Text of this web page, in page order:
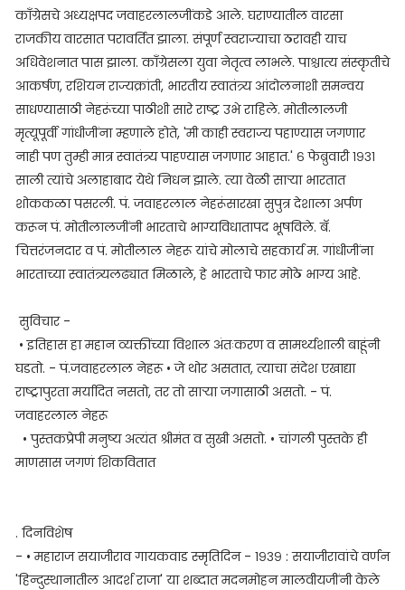
काँग्रेसचे अध्यक्षपद जवाहरलालजींकडे आले. घराण्यातील वारसा
राजकीय वारसात परावर्तित झाला. संपूर्ण स्वराज्याचा ठरावही याच
अधिवेशनात पास झाला. काँग्रेसला युवा नेतृत्व लाभले. पाश्चात्य संस्कृतीचे
आकर्षण, रशियन राज्यक्रांती, भारतीय स्वातंत्र्य आंदोलनाशी समन्वय
साधण्यासाठी नेहरूंच्या पाठीशी सारे राष्ट्र उभे राहिले. मोतीलालजी
मृत्यूपूर्वी गांधीजींना म्हणाले होते, 'मी काही स्वराज्य पहाण्यास जगणार
नाही पण तुम्ही मात्र स्वातंत्र्य पाहण्यास जगणार आहात.' ६ फेब्रुवारी १९३१
साली त्यांचे अलाहाबाद येथे निधन झाले. त्या वेळी साऱ्या भारतात
शोककळा पसरली. पं. जवाहरलाल नेहरूंसारखा सुपुत्र देशाला अर्पण
करून पं. मोतीलालजींनी भारताचे भाग्यविधातापद भूषविले. बॅ.
चित्तरंजनदार व पं. मोतीलाल नेहरू यांचे मोलाचे सहकार्य म. गांधीजींना
भारताच्या स्वातंत्र्यलढ्यात मिळाले, हे भारताचे फार मोठे भाग्य आहे.
सुविचार -
• इतिहास हा महान व्यक्तींच्या विशाल अंतःकरण व सामर्थ्यशाली बाहूंनी
घडतो. - पं.जवाहरलाल नेहरू • जे थोर असतात, त्याचा संदेश एखाद्या
राष्ट्रापुरता मर्यादित नसतो, तर तो साऱ्या जगासाठी असतो. - पं.
जवाहरलाल नेहरू
• पुस्तकप्रेपी मनुष्य अत्यंत श्रीमंत व सुखी असतो. • चांगली पुस्तके ही
माणसास जगणं शिकवितात
. दिनविशेष
- • महाराज सयाजीराव गायकवाड स्मृतिदिन - १९३९ : सयाजीरावांचे वर्णन
'हिन्दुस्थानातील आदर्श राजा' या शब्दात मदनमोहन मालवीयजींनी केले